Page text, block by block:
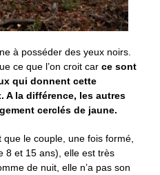
à posséder des yeux noirs.
ce que l’on croit carce sont
qui donnent cette
A la différence, les autres
cerclés de jaune.
que le couple, une fois formé,
8 et 15 ans), elle est très
de nuit, elle n’a pas son